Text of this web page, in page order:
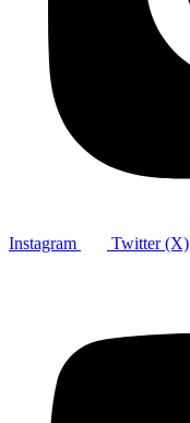
Instagram Twitter (X)